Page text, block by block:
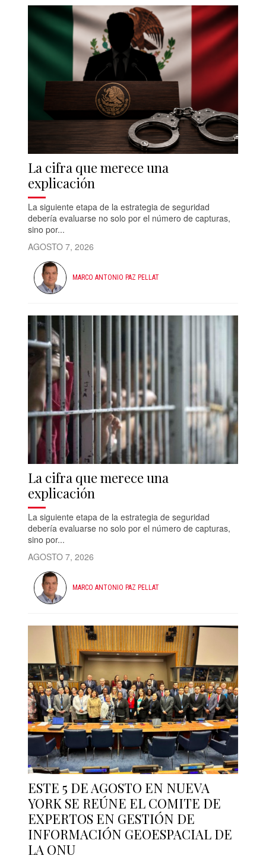
La cifra que merece una
explicación
La siguiente etapa de la estrategia de seguridad
debería evaluarse no solo por el número de capturas,
sino por...
AGOSTO 7, 2026
MARCO ANTONIO PAZ PELLAT
La cifra que merece una
explicación
La siguiente etapa de la estrategia de seguridad
debería evaluarse no solo por el número de capturas,
sino por...
AGOSTO 7, 2026
MARCO ANTONIO PAZ PELLAT
ESTE 5 DE AGOSTO EN NUEVA
YORK SE REÚNE EL COMITE DE
EXPERTOS EN GESTIÓN DE
INFORMACIÓN GEOESPACIAL DE
LA ONU